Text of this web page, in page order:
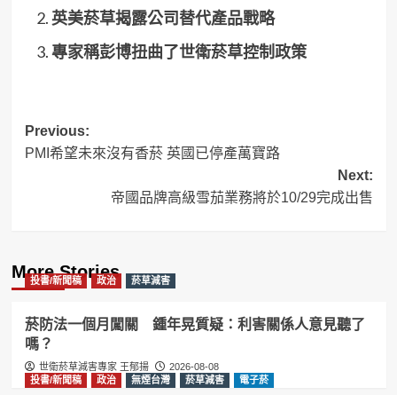
英美菸草揭露公司替代產品戰略
專家稱彭博扭曲了世衛菸草控制政策
Post
navigation
Previous:
PMI希望未來沒有香菸 英國已停產萬寶路
Next:
帝國品牌高級雪茄業務將於10/29完成出售
More Stories
投書/新聞稿 政治 菸草減害
菸防法一個月闖關 鍾年晃質疑：利害關係人意見聽了
嗎？
世衛菸草減害專家 王郁揚
2026-08-08
投書/新聞稿
政治 無煙台灣 菸草減害 電子菸